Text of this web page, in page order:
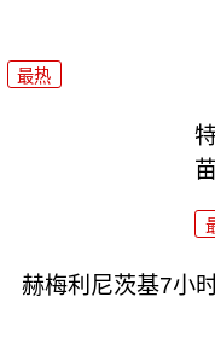
最热
赫梅利尼茨基7小